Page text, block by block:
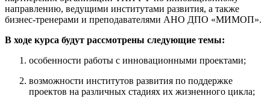
направлению, ведущими институтами развития, а также
бизнес-тренерами и преподавателями АНО ДПО «МИМОП».
В ходе курса будут рассмотрены следующие темы:
особенности работы с инновационными проектами;
возможности институтов развития по поддержке
проектов на различных стадиях их жизненного цикла;